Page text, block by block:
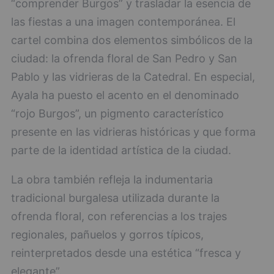
“comprender Burgos” y trasladar la esencia de
las fiestas a una imagen contemporánea. El
cartel combina dos elementos simbólicos de la
ciudad: la ofrenda floral de San Pedro y San
Pablo y las vidrieras de la Catedral. En especial,
Ayala ha puesto el acento en el denominado
“rojo Burgos”, un pigmento característico
presente en las vidrieras históricas y que forma
parte de la identidad artística de la ciudad.
La obra también refleja la indumentaria
tradicional burgalesa utilizada durante la
ofrenda floral, con referencias a los trajes
regionales, pañuelos y gorros típicos,
reinterpretados desde una estética “fresca y
elegante”.